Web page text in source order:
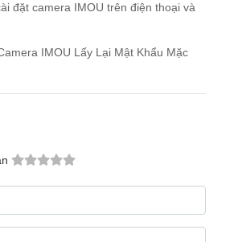
đặt camera IMOU trên điện thoại và
IMOU Lấy Lại Mật Khẩu Mặc